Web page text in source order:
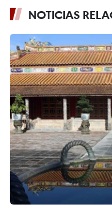
NOTICIAS